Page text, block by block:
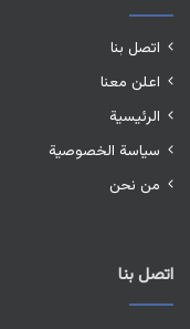
اتصل بنا
اعلن معنا
الرئيسية
سياسة الخصوصية
من نحن
اتصل بنا